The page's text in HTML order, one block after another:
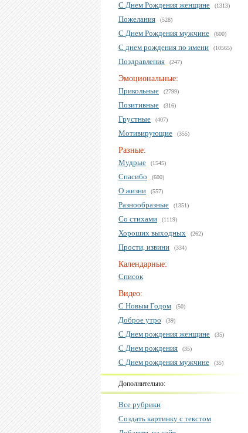
С Днем Рождения женщине (1313)
Пожелания (528)
С Днем Рождения мужчине (600)
С днем рождения по имени (10565)
Поздравления (247)
Эмоциональные:
Прикольные
(2799)
Позитивные (316)
Грустные (407)
Мотивирующие (355)
Разные:
Мудрые
(1545)
Спасибо (600)
О жизни (557)
Разнообразные (1351)
Со стихами (1119)
Хороших выходных (262)
Прости, извини (334)
Календарные:
Список
Видео:
С Новым Годом
(50)
Доброе утро (39)
С Днем рождения женщине (35)
С Днем рождения (35)
С Днем рождения мужчине (35)
Дополнительно:
Все рубрики
Создать картинку с текстом